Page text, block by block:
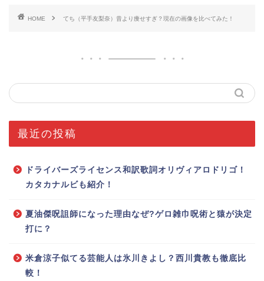
HOME てち（平手友梨奈）昔より痩せすぎ？現在の画像を比べてみた！
最近の投稿
ドライバーズライセンス和訳歌詞オリヴィアロドリゴ！
カタカナルビも紹介！
夏油傑呪詛師になった理由なぜ?ゲロ雑巾呪術と猿が決定
打に？
米倉涼子似てる芸能人は氷川きよし？西川貴教も徹底比
較！